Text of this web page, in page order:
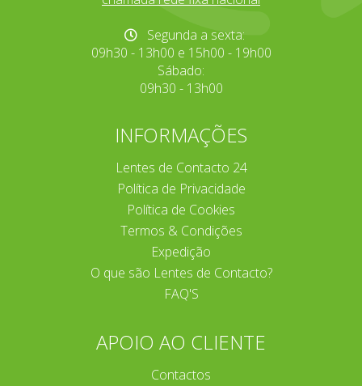
Segunda a sexta:
09h30 - 13h00 e 15h00 - 19h00
Sábado:
09h30 - 13h00
INFORMAÇÕES
Lentes de Contacto 24
Política de Privacidade
Política de Cookies
Termos & Condições
Expedição
O que são Lentes de Contacto?
FAQ'S
APOIO AO CLIENTE
Contactos